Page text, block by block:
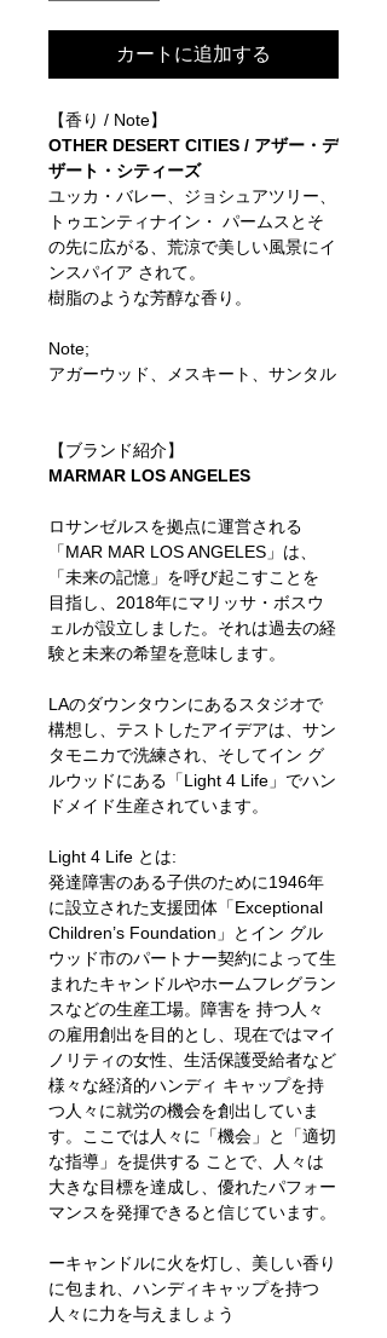
カートに追加する
【香り / Note】
OTHER DESERT CITIES / アザー・デ
ザート・シティーズ
ユッカ・バレー、ジョシュアツリー、
トゥエンティナイン・ パームスとそ
の先に広がる、荒涼で美しい風景にイ
ンスパイア されて。
樹脂のような芳醇な香り。
Note;
アガーウッド、メスキート、サンタル
【ブランド紹介】
MARMAR LOS ANGELES
ロサンゼルスを拠点に運営される
「MAR MAR LOS ANGELES」は、
「未来の記憶」を呼び起こすことを
目指し、2018年にマリッサ・ボスウ
ェルが設立しました。それは過去の経
験と未来の希望を意味します。
LAのダウンタウンにあるスタジオで
構想し、テストしたアイデアは、サン
タモニカで洗練され、そしてイン グ
ルウッドにある「Light 4 Life」でハン
ドメイド生産されています。
Light 4 Life とは:
発達障害のある子供のために1946年
に設立された支援団体「Exceptional
Children’s Foundation」とイン グル
ウッド市のパートナー契約によって生
まれたキャンドルやホームフレグラン
スなどの生産工場。障害を 持つ人々
の雇用創出を目的とし、現在ではマイ
ノリティの女性、生活保護受給者など
様々な経済的ハンディ キャップを持
つ人々に就労の機会を創出していま
す。ここでは人々に「機会」と「適切
な指導」を提供する ことで、人々は
大きな目標を達成し、優れたパフォー
マンスを発揮できると信じています。
ーキャンドルに火を灯し、美しい香り
に包まれ、ハンディキャップを持つ
人々に力を与えましょう